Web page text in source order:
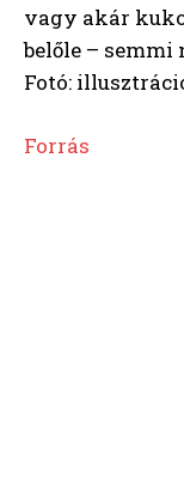
vagy akár
belőle – semmi
Fotó:
Forrás